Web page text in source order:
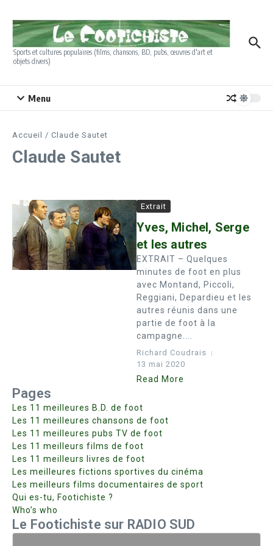
Sports et cultures populaires (films, chansons, BD, pubs, œuvres d'art et
objets divers)
Menu
Accueil / Claude Sautet
Claude Sautet
Extrait
Yves, Michel, Serge
et les autres
EXTRAIT – Quelques
minutes de foot en plus
avec Montand, Piccoli,
Reggiani, Depardieu et les
autres réunis dans une
partie de foot à la
campagne....
Richard Coudrais
13 mai 2020
Read More
Pages
Les 11 meilleures B.D. de foot
Les 11 meilleures chansons de foot
Les 11 meilleures pubs TV de foot
Les 11 meilleurs films de foot
Les 11 meilleurs livres de foot
Les meilleures fictions sportives du cinéma
Les meilleurs films documentaires de sport
Qui es-tu, Footichiste ?
Who’s who
Le Footichiste sur RADIO SUD